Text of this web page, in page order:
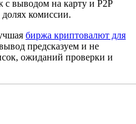
выводом на карту и P2P
комиссии.
биржа криптовалют для
предсказуем и не
ожиданий проверки и